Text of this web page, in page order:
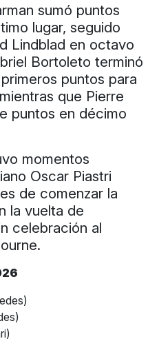
sumó puntos
lugar, seguido
Lindblad en octavo
Bortoleto terminó
puntos para
que Pierre
puntos en décimo
momentos
Oscar Piastri
de comenzar la
la vuelta de
celebración al